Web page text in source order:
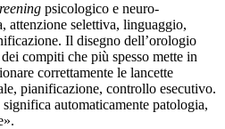
psicologico e neuro-
attenzione selettiva, linguaggio,
Il disegno dell’orologio
compiti che più spesso mette in
correttamente le lancette
pianificazione, controllo esecutivo.
automaticamente patologia,